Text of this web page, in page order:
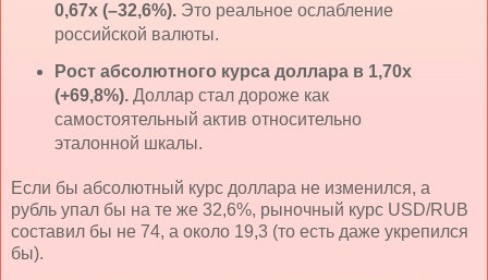
0,67x (–32,6%).Это реальное ослабление
российской валюты.
Рост абсолютного курса доллара в 1,70x
(+69,8%).Доллар стал дороже как
самостоятельный актив относительно
эталонной шкалы.
Если бы абсолютный курс доллара не изменился, а
рубль упал бы на те же 32,6%, рыночный курс USD/RUB
составил бы не 74, а около 19,3 (то есть даже укрепился
бы).